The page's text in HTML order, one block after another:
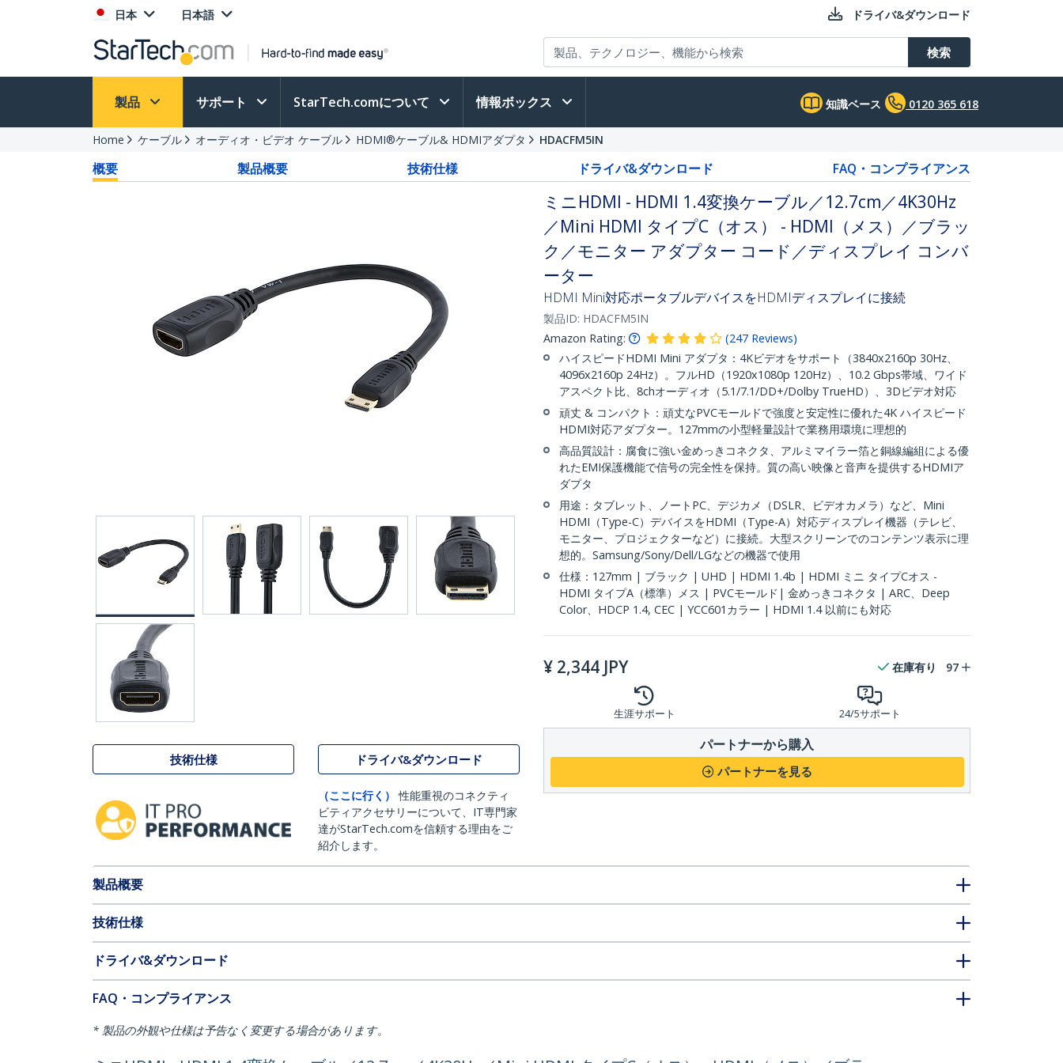
日本 日本語 ドライバ&ダウンロード
検索
製品 サポート StarTech.comについて 情報ボックス 知識ベース 0120 365 618
Home ケーブル オーディオ・ビデオ ケーブル HDMI®ケーブル& HDMIアダプタ HDACFM5IN
概要 製品概要 技術仕様 ドライバ&ダウンロード FAQ・コンプライアンス
技術仕様 ドライバ&ダウンロード
（ここに行く）
性能重視のコネクティ
ビティアクセサリーについて、IT専門家
達がStarTech.comを信頼する理由をご
紹介します。
ミニHDMI - HDMI 1.4変換ケーブル／12.7cm／4K30Hz
／Mini HDMI タイプC（オス） - HDMI（メス）／ブラッ
ク／モニター アダプター コード／ディスプレイ コンバ
ーター
HDMI Mini対応ポータブルデバイスをHDMIディスプレイに接続
製品ID: HDACFM5IN
Amazon Rating:
(247 Reviews)
ハイスピードHDMI Mini アダプタ：4Kビデオをサポート（3840x2160p 30Hz、
4096x2160p 24Hz）。フルHD（1920x1080p 120Hz）、10.2 Gbps帯域、ワイド
アスペクト比、8chオーディオ（5.1/7.1/DD+/Dolby TrueHD）、3Dビデオ対応
頑丈 & コンパクト：頑丈なPVCモールドで強度と安定性に優れた4K ハイスピード
HDMI対応アダプター。127mmの小型軽量設計で業務用環境に理想的
高品質設計：腐食に強い金めっきコネクタ、アルミマイラー箔と銅線編組による優
れたEMI保護機能で信号の完全性を保持。質の高い映像と音声を提供するHDMIア
ダプタ
用途：タブレット、ノートPC、デジカメ（DSLR、ビデオカメラ）など、Mini
HDMI（Type-C）デバイスをHDMI（Type-A）対応ディスプレイ機器（テレビ、
モニター、プロジェクターなど）に接続。大型スクリーンでのコンテンツ表示に理
想的。Samsung/Sony/Dell/LGなどの機器で使用
仕様：127mm | ブラック | UHD | HDMI 1.4b | HDMI ミニ タイプCオス -
HDMI タイプA（標準）メス | PVCモールド| 金めっきコネクタ | ARC、Deep
Color、HDCP 1.4, CEC | YCC601カラー | HDMI 1.4 以前にも対応
¥ 2,344 JPY 在庫有り 97
生涯サポート 24/5サポート
パートナーから購入
パートナーを見る
製品概要
技術仕様
ドライバ&ダウンロード
FAQ・コンプライアンス
* 製品の外観や仕様は予告なく変更する場合があります。